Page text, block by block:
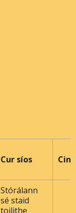
Cur síos
Stórálann
sé staid
toilithe